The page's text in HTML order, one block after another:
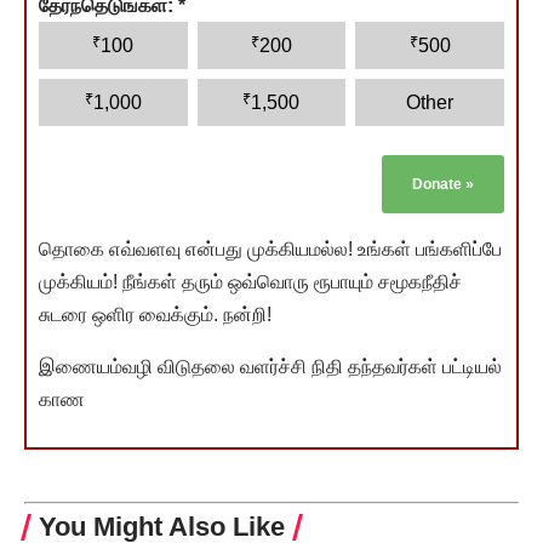
தேர்ந்தெடுங்கள்: *
₹100 ₹200 ₹500
₹1,000 ₹1,500 Other
Donate »
தொகை எவ்வளவு என்பது முக்கியமல்ல! உங்கள் பங்களிப்பே
முக்கியம்! நீங்கள் தரும் ஒவ்வொரு ரூபாயும் சமூகநீதிச்
சுடரை ஒளிர வைக்கும். நன்றி!
இணையம்வழி விடுதலை வளர்ச்சி நிதி தந்தவர்கள் பட்டியல்
காண
You Might Also Like